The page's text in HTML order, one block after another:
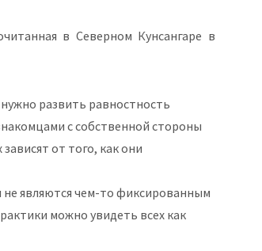
в Северном Кунсангаре в
развить равностность
с собственной стороны
от того, как они
являются чем-то фиксированным
можно увидеть всех как